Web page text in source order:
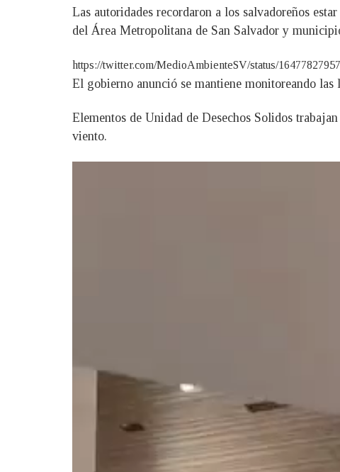
Las autoridades recordaron a los salvadoreños
del Área Metropolitana de San Salvador y
https://twitter.com/MedioAmbienteSV/status/
El gobierno anunció se mantiene monitoreando
Elementos de Unidad de Desechos Solidos
viento.